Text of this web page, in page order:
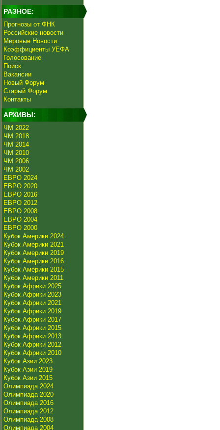
РАЗНОЕ:
Прогнозы от ФНК
Российские новости
Мировые Новости
Коэффициенты УЕФА
Голосование
Поиск
Вакансии
Новый Форум
Старый Форум
Контакты
АРХИВЫ:
ЧМ 2022
ЧМ 2018
ЧМ 2014
ЧМ 2010
ЧМ 2006
ЧМ 2002
ЕВРО 2024
ЕВРО 2020
ЕВРО 2016
ЕВРО 2012
ЕВРО 2008
ЕВРО 2004
ЕВРО 2000
Кубок Америки 2024
Кубок Америки 2021
Кубок Америки 2019
Кубок Америки 2016
Кубок Америки 2015
Кубок Америки 2011
Кубок Африки 2025
Кубок Африки 2023
Кубок Африки 2021
Кубок Африки 2019
Кубок Африки 2017
Кубок Африки 2015
Кубок Африки 2013
Кубок Африки 2012
Кубок Африки 2010
Кубок Азии 2023
Кубок Азии 2019
Кубок Азии 2015
Олимпиада 2024
Олимпиада 2020
Олимпиада 2016
Олимпиада 2012
Олимпиада 2008
Олимпиада 2004